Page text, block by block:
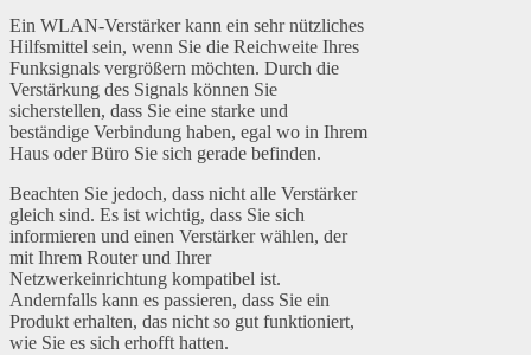
Ein WLAN-Verstärker kann ein sehr nützliches
Hilfsmittel sein, wenn Sie die Reichweite Ihres
Funksignals vergrößern möchten. Durch die
Verstärkung des Signals können Sie
sicherstellen, dass Sie eine starke und
beständige Verbindung haben, egal wo in Ihrem
Haus oder Büro Sie sich gerade befinden.
Beachten Sie jedoch, dass nicht alle Verstärker
gleich sind. Es ist wichtig, dass Sie sich
informieren und einen Verstärker wählen, der
mit Ihrem Router und Ihrer
Netzwerkeinrichtung kompatibel ist.
Andernfalls kann es passieren, dass Sie ein
Produkt erhalten, das nicht so gut funktioniert,
wie Sie es sich erhofft hatten.